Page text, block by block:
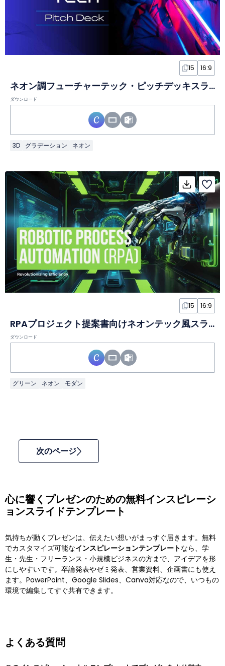
15 16:9
ネオン調フューチャーテック・ピッチデッキスライド
ダウンロード
3D グラデーション ネオン
15 16:9
RPAプロジェクト提案書向けネオンテック風スライド
ダウンロード
グリーン ネオン モダン
次のページ
心に響くプレゼンのための無料インスピレーシ
ョンスライドテンプレート
気持ちが動くプレゼンは、伝えたい想いがまっすぐ届きます。無料
でカスタマイズ可能なインスピレーションテンプレートなら、学
生・先生・フリーランス・小規模ビジネスの方まで、アイデアを形
にしやすいです。卒論発表やゼミ発表、営業資料、企画書にも使え
ます。PowerPoint、Google Slides、Canva対応なので、いつもの
環境で編集してすぐ共有できます。
よくある質問